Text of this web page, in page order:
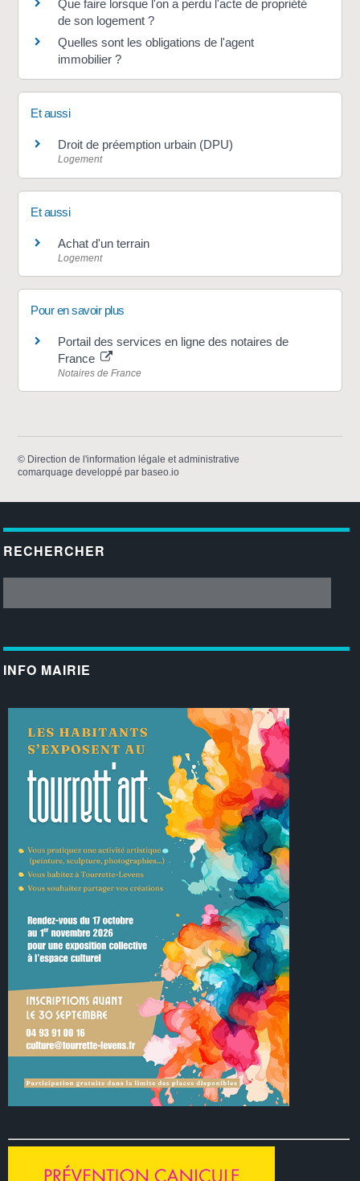
Que faire lorsque l'on a perdu l'acte de propriété
de son logement ?
Quelles sont les obligations de l'agent
immobilier ?
Et aussi
Droit de préemption urbain (DPU)
Logement
Et aussi
Achat d'un terrain
Logement
Pour en savoir plus
Portail des services en ligne des notaires de
France
Notaires de France
© Direction de l'information légale et administrative
comarquage developpé par baseo.io
RECHERCHER
INFO MAIRIE